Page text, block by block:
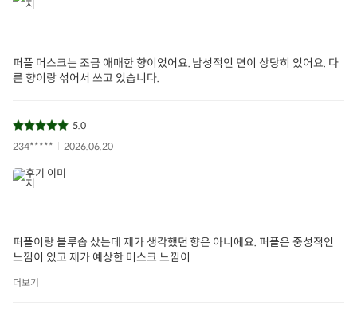
퍼플 머스크는 조금 애매한 향이었어요. 남성적인 면이 상당히 있어요. 다
른 향이랑 섞어서 쓰고 있습니다.
5.0
234*****
2026.06.20
퍼플이랑 블루솝 샀는데 제가 생각했던 향은 아니에요. 퍼플은 중성적인
느낌이 있고 제가 예상한 머스크 느낌이
더보기